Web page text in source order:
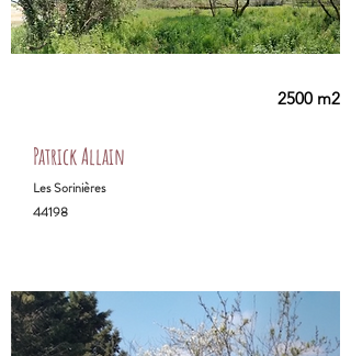
2500 m2
Patrick Allain
Les Sorinières
44198